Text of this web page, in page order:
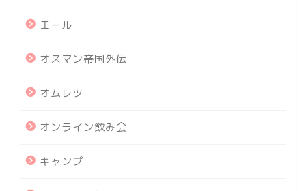
エール
オスマン帝国外伝
オムレツ
オンライン飲み会
キャンプ